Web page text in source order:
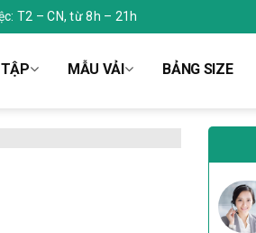
T2 – CN, từ 8h – 21h
MẪU VẢI BẢNG SIZE